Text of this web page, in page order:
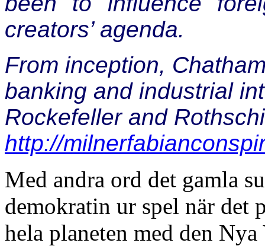
creators’ agenda.
From inception,
banking and industrial
Rockefeller and
http://
Med andra ord det gamla
demokratin ur spel när det
hela planeten med den